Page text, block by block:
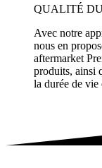
QUALITÉ
Avec notre
nous en
aftermarket
produits, ainsi
la durée de